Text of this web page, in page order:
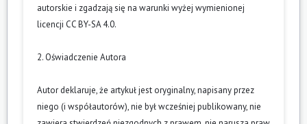
autorskie i zgadzają się na warunki wyżej wymienionej
licencji CC BY-SA 4.0.
2. Oświadczenie Autora
Autor deklaruje, że artykuł jest oryginalny, napisany przez
niego (i współautorów), nie był wcześniej publikowany, nie